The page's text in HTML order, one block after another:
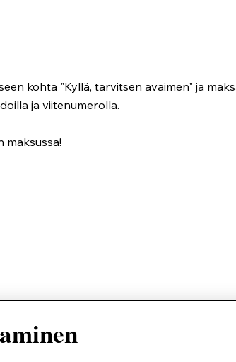
kohta "Kyllä, tarvitsen avaimen" ja
ja viitenumerolla.
maksussa!